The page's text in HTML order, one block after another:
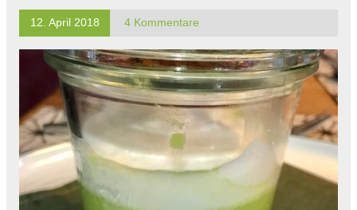
12. April 2018 4 Kommentare